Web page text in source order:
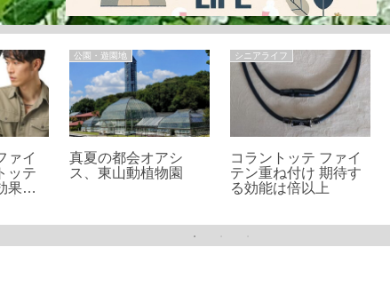
ァイ
ッテ
果や
公園・遊園地
真夏の都会オアシ
ス、東山動植物園
シニアライフ
コラントッテ ファイ
テン重ね付け 期待す
る効能は倍以上